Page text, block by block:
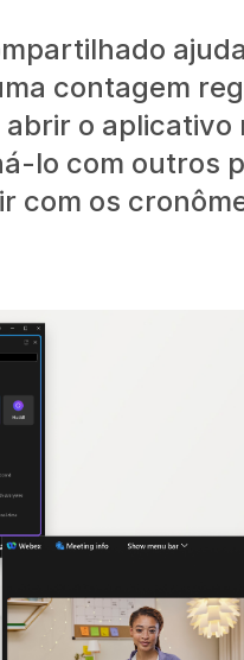
contagem
o
lo com outros
com os